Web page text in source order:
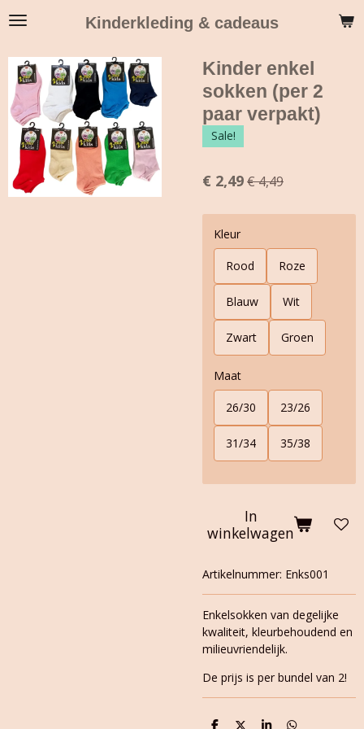
Ga
de
hoofdinhoud
Kinderkleding & cadeaus
Kinder enkel
sokken (per 2
paar verpakt)
Sale!
€ 2,49€ 4,49
Kleur
Rood Roze
Blauw Wit
Zwart Groen
Maat
26/30 23/26
31/34 35/38
In
winkelwagen
Artikelnummer: Enks001
Enkelsokken van degelijke
kwaliteit, kleurbehoudend en
milieuvriendelijk.
De prijs is per bundel van 2!